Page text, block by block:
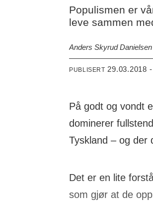
Populismen er
leve sammen
Anders Skyrud Danielsen
PUBLISERT 29.03.2018
På godt og vondt
dominerer
Tyskland – og der
Det er en lite
som gjør at de